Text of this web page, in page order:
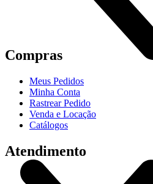
Compras
Meus Pedidos
Minha Conta
Rastrear Pedido
Venda e Locação
Catálogos
Atendimento